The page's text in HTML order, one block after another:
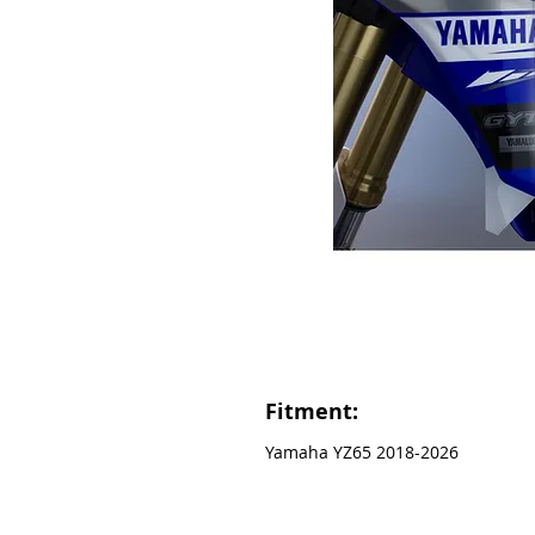
Fitment:
Yamaha YZ65 2018-2026